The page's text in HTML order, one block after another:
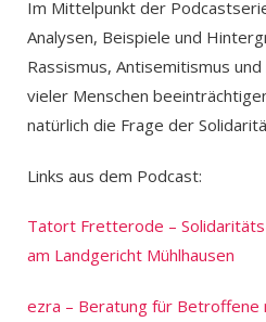
Im Mittelpunkt der
Analysen, Beispiele und
Rassismus, Antisemitismus
vieler Menschen
natürlich die Frage der
Links aus dem Podcast:
Tatort Fretterode –
am Landgericht Mühlhausen
ezra – Beratung für Betroffene